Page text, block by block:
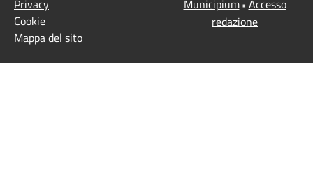
Privacy
Cookie
Mappa del sito
Municipium• Accesso
redazione